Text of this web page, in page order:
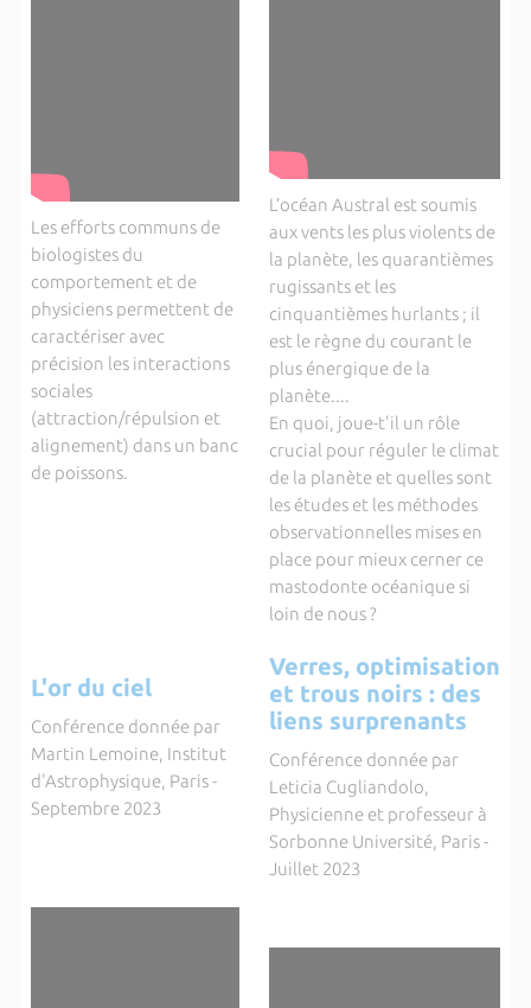
Les efforts communs de
biologistes du
comportement et de
physiciens permettent de
caractériser avec
précision les interactions
sociales
(attraction/répulsion et
alignement) dans un banc
de poissons.
L’océan Austral est soumis
aux vents les plus violents de
la planète, les quarantièmes
rugissants et les
cinquantièmes hurlants ; il
est le règne du courant le
plus énergique de la
planète....
En quoi, joue-t'il un rôle
crucial pour réguler le climat
de la planète et quelles sont
les études et les méthodes
observationnelles mises en
place pour mieux cerner ce
mastodonte océanique si
loin de nous ?
L'or du ciel
Conférence donnée par
Martin Lemoine, Institut
d'Astrophysique, Paris -
Septembre 2023
Verres, optimisation
et trous noirs : des
liens surprenants
Conférence donnée par
Leticia Cugliandolo,
Physicienne et professeur à
Sorbonne Université, Paris -
Juillet 2023